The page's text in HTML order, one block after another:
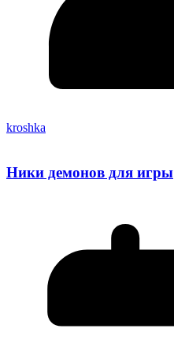
kroshka
Ники демонов для игры